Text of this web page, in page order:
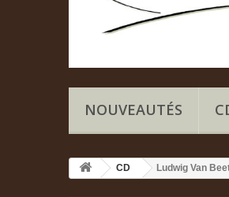
NOUVEAUTÉS
CD Ludwig Van